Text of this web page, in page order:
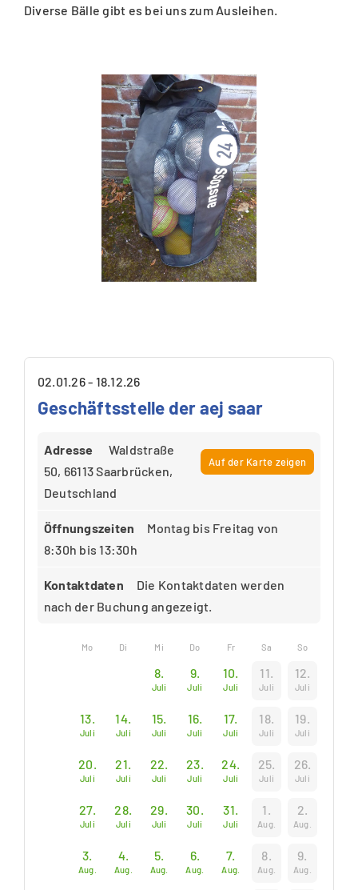
Diverse Bälle gibt es bei uns zum Ausleihen.
02.01.26 - 18.12.26
Geschäftsstelle der aej saar
Auf der Karte zeigen
Adresse
Waldstraße
50, 66113 Saarbrücken,
Deutschland
Öffnungszeiten
Montag bis Freitag von
8:30h bis 13:30h
Kontaktdaten
Die Kontaktdaten werden
nach der Buchung angezeigt.
Mo Di Mi Do Fr Sa So
8.
Juli
9.
Juli
10.
Juli
11.
Juli
12.
Juli
13.
Juli
14.
Juli
15.
Juli
16.
Juli
17.
Juli
18.
Juli
19.
Juli
20.
Juli
21.
Juli
22.
Juli
23.
Juli
24.
Juli
25.
Juli
26.
Juli
27.
Juli
28.
Juli
29.
Juli
30.
Juli
31.
Juli
1.
Aug.
2.
Aug.
3.
Aug.
4.
Aug.
5.
Aug.
6.
Aug.
7.
Aug.
8.
Aug.
9.
Aug.